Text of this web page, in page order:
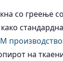
со греење
производство
на